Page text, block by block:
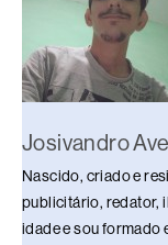
Josivandro
Nascido, criado e
publicitário, redator,
idade e sou formado